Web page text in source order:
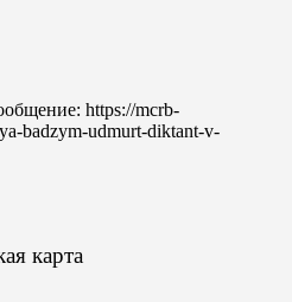
https://mcrb-
badzym-udmurt-diktant-v-
карта